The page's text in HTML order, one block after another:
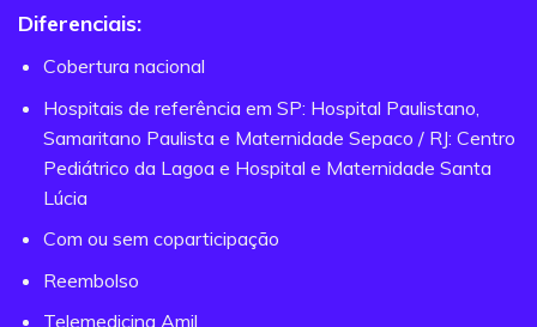
Diferenciais:
Cobertura nacional
Hospitais de referência em SP: Hospital Paulistano,
Samaritano Paulista e Maternidade Sepaco / RJ: Centro
Pediátrico da Lagoa e Hospital e Maternidade Santa
Lúcia
Com ou sem coparticipação
Reembolso
Telemedicina Amil